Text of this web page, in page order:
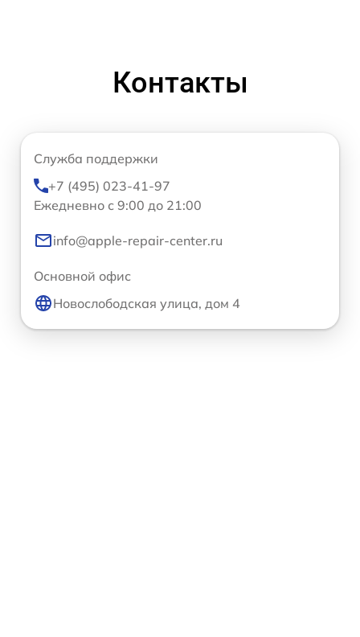
Контакты
Служба поддержки
+7 (495) 023-41-97
Ежедневно с 9:00 до 21:00
info@apple-repair-center.ru
Основной офис
Новослободская улица, дом 4